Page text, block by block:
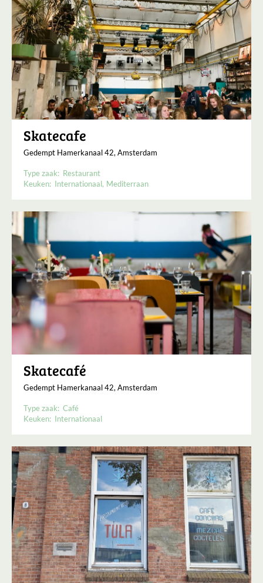
Skatecafe
Gedempt Hamerkanaal 42, Amsterdam
Type zaak: Restaurant
Keuken: Internationaal Mediterraan
Skatecafé
Gedempt Hamerkanaal 42, Amsterdam
Type zaak: Café
Keuken: Internationaal